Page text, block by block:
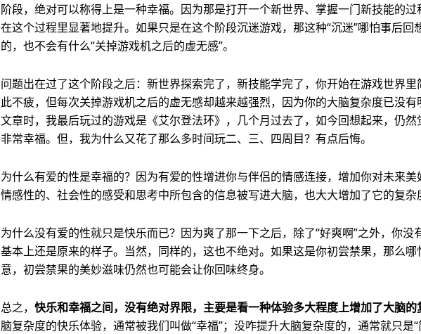
阶段，绝对可以称得上是一种幸福。因为那是打开一个新世界、掌握一门新技能的
在这个过程里显著地提升。如果只是在这个阶段沉迷游戏，那这种“沉迷”哪怕事后回
的，也不会有什么“关掉游戏机之后的虚无感”。
问题出在过了这个阶段之后：新世界探索完了，新技能学完了，你开始在游戏世界
此不疲，但每次关掉游戏机之后的虚无感却越来越强烈，因为你的大脑复杂度已没
文章时，我最后玩过的游戏是《艾尔登法环》，几个月过去了，如今回想起来，仍
非常幸福。但，我为什么又花了那么多时间玩二、三、四周目？有点后悔。
为什么有爱的性是幸福的？因为有爱的性增进你与伴侣的情感连接，增加你对未来
情感性的、社会性的感受和思考中所包含的信息被写进大脑，也大大增加了它的复杂
为什么没有爱的性就只是快乐而已？因为爽了那一下之后，除了“好爽啊”之外，你没
基本上还是原来的样子。当然，同样的，这也不绝对。如果这是你初尝禁果，那么哪
意，初尝禁果的美妙滋味仍然也可能会让你回味终身。
总之， 快乐和幸福之间，没有绝对界限，主要是看一种体验多大程度上增加了大脑的
脑复杂度的快乐体验，通常被我们叫做“幸福”；没咋提升大脑复杂度的，通常就只是“